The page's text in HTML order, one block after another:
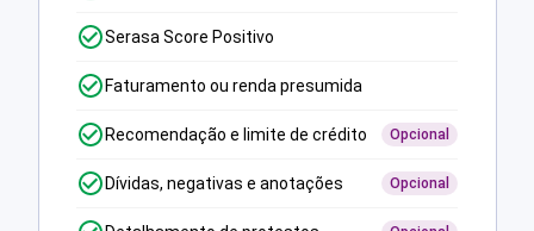
Serasa Score Positivo
Faturamento ou renda presumida
Recomendação e limite de crédito Opcional
Dívidas, negativas e anotações Opcional